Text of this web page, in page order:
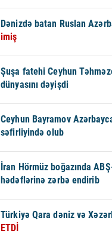
Dənizdə batan Ruslan
imiş
Şuşa fatehi Ceyhun
dünyasını dəyişdi
Ceyhun Bayramov
səfirliyində olub
İran Hörmüz boğazında
hədəflərinə zərbə endirib
Türkiyə Qara dəniz və
ETDİ